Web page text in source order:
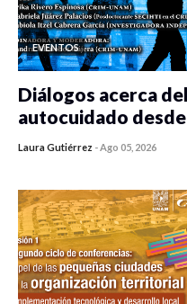
EVENTOS
Diálogos acerca
autocuidado
Laura Gutiérrez -Ago 05, 2026